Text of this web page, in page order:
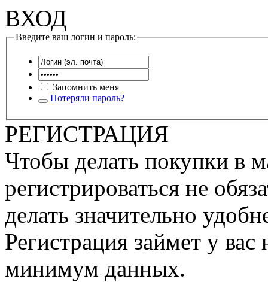
ВХОД
Введите ваш логин и пароль:
Запомнить меня
Потеряли пароль?
РЕГИСТРАЦИЯ
Чтобы делать покупки в
регистрироваться не
делать значительно
Регистрация займет у
минимум данных.